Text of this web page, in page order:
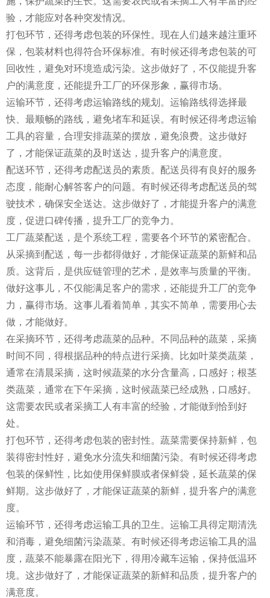
验，才能应对各种突发情况。
打包环节，还得考虑包装的环保性。现在人们越来越注重环
保，包装材料也得符合环保标准。有时候还得考虑包装的可
回收性，避免对环境造成污染。这步做好了，不仅能提升客
户的满意度，还能提升工厂的环保形象，赢得市场。
运输环节，还得考虑运输路线的规划。运输路线得选择最
快、最顺畅的路线，避免堵车和延误。有时候还得考虑运输
工具的容量，合理安排蔬菜的摆放，避免浪费。这步做好
了，才能保证蔬菜的及时送达，提升客户的满意度。
配送环节，还得考虑配送员的素质。配送员得有良好的服务
态度，能耐心解答客户的问题。有时候还得考虑配送员的驾
驶技术，确保安全送达。这步做好了，才能提升客户的满意
度，促进口碑传播，提升工厂的竞争力。
工厂蔬菜配送，是个系统工程，需要各个环节的紧密配合。
从采摘到配送，每一步都得做好，才能保证蔬菜的新鲜和品
质。这背后，是供应链管理的艺术，是效率与质量的平衡。
做好这事儿，不仅能满足客户的需求，还能提升工厂的竞争
力，赢得市场。这事儿看着简单，其实不简单，需要用心去
做，才能做好。
在采摘环节，还得考虑蔬菜的品种。不同品种的蔬菜，采摘
时间不同，得根据品种的特点进行采摘。比如叶菜类蔬菜，
通常在清晨采摘，这时候蔬菜的水分含量高，口感好；根茎
类蔬菜，通常在下午采摘，这时候蔬菜已经成熟，口感好。
这需要农民或者采摘工人有丰富的经验，才能做到恰到好
处。
打包环节，还得考虑包装的密封性。蔬菜需要保持新鲜，包
装得密封性好，避免水分流失和细菌污染。有时候还得考虑
包装的保鲜性，比如使用保鲜膜或者保鲜袋，延长蔬菜的保
鲜期。这步做好了，才能保证蔬菜的新鲜，提升客户的满意
度。
运输环节，还得考虑运输工具的卫生。运输工具得定期清洗
和消毒，避免细菌污染蔬菜。有时候还得考虑运输工具的温
度，蔬菜不能暴露在阳光下，得用冷藏车运输，保持低温环
境。这步做好了，才能保证蔬菜的新鲜和品质，提升客户的
满意度。